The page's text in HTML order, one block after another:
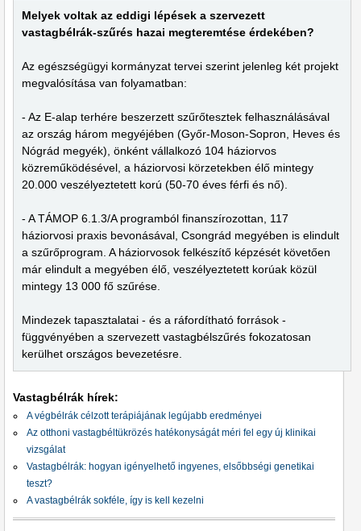
Melyek voltak az eddigi lépések a szervezett
vastagbélrák-szűrés hazai megteremtése érdekében?
Az egészségügyi kormányzat tervei szerint jelenleg két projekt
megvalósítása van folyamatban:
- Az E-alap terhére beszerzett szűrőtesztek felhasználásával
az ország három megyéjében (Győr-Moson-Sopron, Heves és
Nógrád megyék), önként vállalkozó 104 háziorvos
közreműködésével, a háziorvosi körzetekben élő mintegy
20.000 veszélyeztetett korú (50-70 éves férfi és nő).
- A TÁMOP 6.1.3/A programból finanszírozottan, 117
háziorvosi praxis bevonásával, Csongrád megyében is elindult
a szűrőprogram. A háziorvosok felkészítő képzését követően
már elindult a megyében élő, veszélyeztetett korúak közül
mintegy 13 000 fő szűrése.
Mindezek tapasztalatai - és a ráfordítható források -
függvényében a szervezett vastagbélszűrés fokozatosan
kerülhet országos bevezetésre.
Vastagbélrák hírek:
A végbélrák célzott terápiájának legújabb eredményei
Az otthoni vastagbéltükrözés hatékonyságát méri fel egy új klinikai
vizsgálat
Vastagbélrák: hogyan igényelhető ingyenes, elsőbbségi genetikai
teszt?
A vastagbélrák sokféle, így is kell kezelni